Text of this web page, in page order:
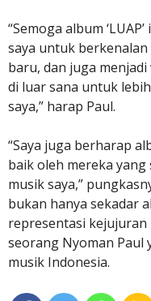
“Semoga album
saya untuk
baru, dan juga
di luar sana untuk
saya,” harap Paul.
“Saya juga berharap
baik oleh mereka
musik saya,”
bukan hanya sekadar
representasi
seorang Nyoman Paul
musik Indonesia.